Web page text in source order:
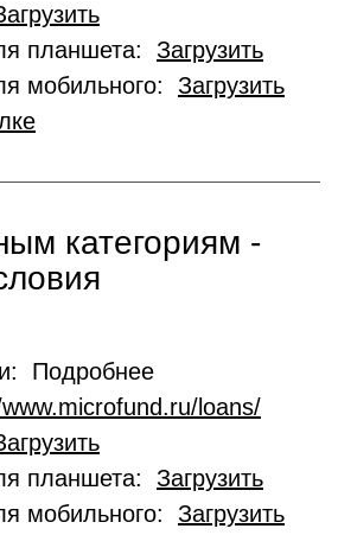
планшета: Загрузить
мобильного: Загрузить
категориям -
Подробнее
loans/
планшета: Загрузить
мобильного: Загрузить